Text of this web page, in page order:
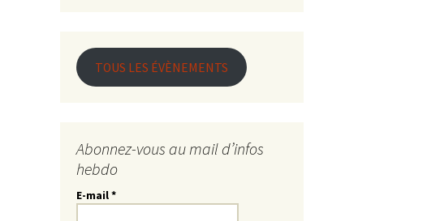
TOUS LES ÉVÈNEMENTS
Abonnez-vous au mail d’infos
hebdo
E-mail*